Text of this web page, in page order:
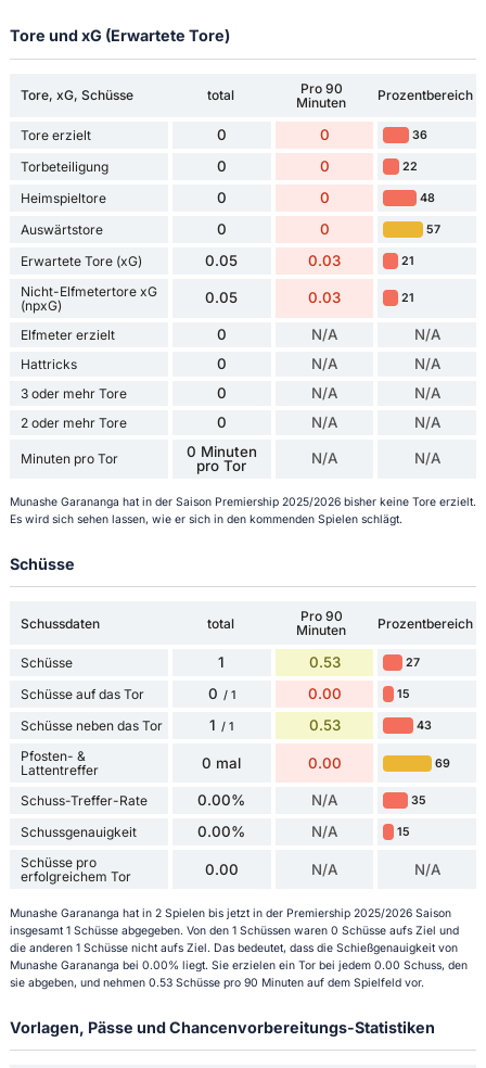
Tore und xG (Erwartete Tore)
Tore, xG, Schüsse total
Pro 90
Minuten
Prozentbereich
Tore erzielt 0 0 36
Torbeteiligung 0 0 22
Heimspieltore 0 0 48
Auswärtstore 0 0 57
Erwartete Tore (xG) 0.05 0.03 21
Nicht-Elfmetertore xG
(npxG)
0.05 0.03 21
Elfmeter erzielt 0 N/A N/A
Hattricks 0 N/A N/A
3 oder mehr Tore 0 N/A N/A
2 oder mehr Tore 0 N/A N/A
Minuten pro Tor
0 Minuten
pro Tor
N/A N/A
Munashe Garananga hat in der Saison Premiership 2025/2026 bisher keine Tore erzielt.
Es wird sich sehen lassen, wie er sich in den kommenden Spielen schlägt.
Schüsse
Schussdaten total
Pro 90
Minuten
Prozentbereich
Schüsse 1 0.53 27
Schüsse auf das Tor 0 / 1 0.00 15
Schüsse neben das Tor 1 / 1 0.53 43
Pfosten- &
Lattentreffer
0 mal 0.00 69
Schuss-Treffer-Rate 0.00% N/A 35
Schussgenauigkeit 0.00% N/A 15
Schüsse pro
erfolgreichem Tor
0.00 N/A N/A
Munashe Garananga hat in 2 Spielen bis jetzt in der Premiership 2025/2026 Saison
insgesamt 1 Schüsse abgegeben. Von den 1 Schüssen waren 0 Schüsse aufs Ziel und
die anderen 1 Schüsse nicht aufs Ziel. Das bedeutet, dass die Schießgenauigkeit von
Munashe Garananga bei 0.00% liegt. Sie erzielen ein Tor bei jedem 0.00 Schuss, den
sie abgeben, und nehmen 0.53 Schüsse pro 90 Minuten auf dem Spielfeld vor.
Vorlagen, Pässe und Chancenvorbereitungs-Statistiken